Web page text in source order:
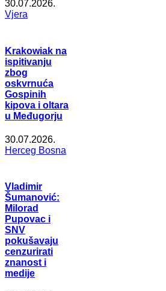
30.07.2026.
Vjera
Krakowiak na
ispitivanju
zbog
oskvrnuća
Gospinih
kipova i oltara
u Međugorju
30.07.2026.
Herceg Bosna
Vladimir
Šumanović:
Milorad
Pupovac i
SNV
pokušavaju
cenzurirati
znanost i
medije